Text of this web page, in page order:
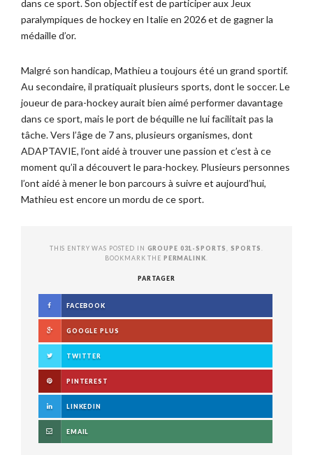
dans ce sport. Son objectif est de participer aux Jeux
paralympiques de hockey en Italie en 2026 et de gagner la
médaille d’or.
Malgré son handicap, Mathieu a toujours été un grand sportif.
Au secondaire, il pratiquait plusieurs sports, dont le soccer. Le
joueur de para-hockey aurait bien aimé performer davantage
dans ce sport, mais le port de béquille ne lui facilitait pas la
tâche. Vers l’âge de 7 ans, plusieurs organismes, dont
ADAPTAVIE, l’ont aidé à trouver une passion et c’est à ce
moment qu’il a découvert le para-hockey. Plusieurs personnes
l’ont aidé à mener le bon parcours à suivre et aujourd’hui,
Mathieu est encore un mordu de ce sport.
THIS ENTRY WAS POSTED IN GROUPE 031-SPORTS SPORTS
BOOKMARK THE PERMALINK
PARTAGER
FACEBOOK
GOOGLE PLUS
TWITTER
PINTEREST
LINKEDIN
EMAIL